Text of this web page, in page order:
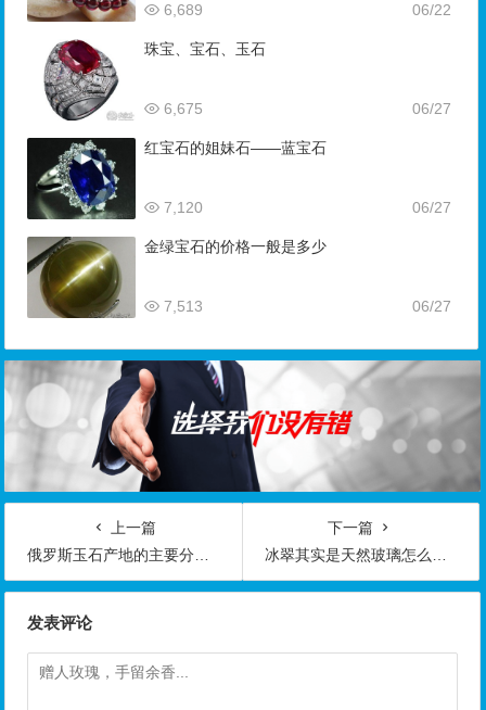
06/22
6,689
珠宝、宝石、玉石
06/27
6,675
红宝石的姐妹石——蓝宝石
06/27
7,120
金绿宝石的价格一般是多少
06/27
7,513
上一篇
俄罗斯玉石产地的主要分布地方俄玉的种类
下一篇
冰翠其实是天然玻璃怎么鉴别的玻璃做的玉方法？
发表评论